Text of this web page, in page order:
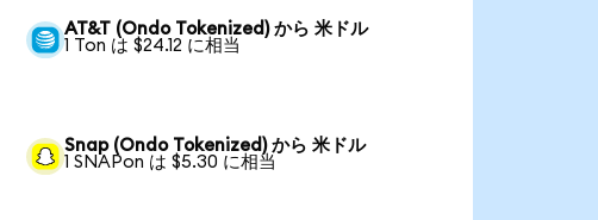
AT&T (Ondo Tokenized) から 米ドル
1 Ton は $24.12 に相当
Snap (Ondo Tokenized) から 米ドル
1 SNAPon は $5.30 に相当